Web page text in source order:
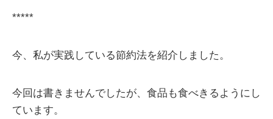
*****
今、私が実践している節約法を紹介しました。
今回は書きませんでしたが、食品も食べきるようにし
ています。